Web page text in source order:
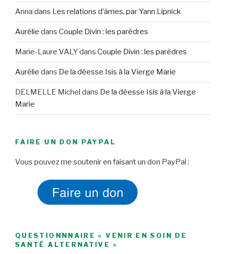
Anna dans Les relations d’âmes, par Yann Lipnick
Aurélie dans Couple Divin : les parèdres
Marie-Laure VALYdans Couple Divin : les parèdres
Aurélie dans De la déesse Isis à la Vierge Marie
DELMELLE Michel dans De la déesse Isis à la Vierge
Marie
FAIRE UN DON PAYPAL
Vous pouvez me soutenir en faisant un don PayPal :
QUESTIONNNAIRE « VENIR EN SOIN DE
SANTÉ ALTERNATIVE »